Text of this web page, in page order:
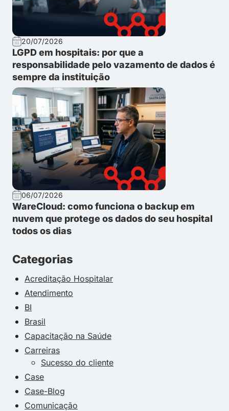
20/07/2026
LGPD em hospitais: por que a
responsabilidade pelo vazamento de dados é
sempre da instituição
06/07/2026
WareCloud: como funciona o backup em
nuvem que protege os dados do seu hospital
todos os dias
Categorias
Acreditação Hospitalar
Atendimento
BI
Brasil
Capacitação na Saúde
Carreiras
Sucesso do cliente
Case
Case-Blog
Comunicação